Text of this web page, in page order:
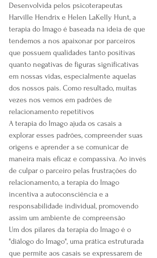
Desenvolvida pelos psicoterapeutas
Harville Hendrix e Helen LaKelly Hunt, a
terapia do Imago é baseada na ideia de que
tendemos a nos apaixonar por parceiros
que possuem qualidades tanto positivas
quanto negativas de figuras significativas
em nossas vidas, especialmente aquelas
dos nossos pais. Como resultado, muitas
vezes nos vemos em padrões de
relacionamento repetitivos
A terapia do Imago ajuda os casais a
explorar esses padrões, compreender suas
origens e aprender a se comunicar de
maneira mais eficaz e compassiva. Ao invés
de culpar o parceiro pelas frustrações do
relacionamento, a terapia do Imago
incentiva a autoconsciência e a
responsabilidade individual, promovendo
assim um ambiente de compreensão
Um dos pilares da terapia do Imago é o
"diálogo do Imago", uma prática estruturada
que permite aos casais se expressarem de